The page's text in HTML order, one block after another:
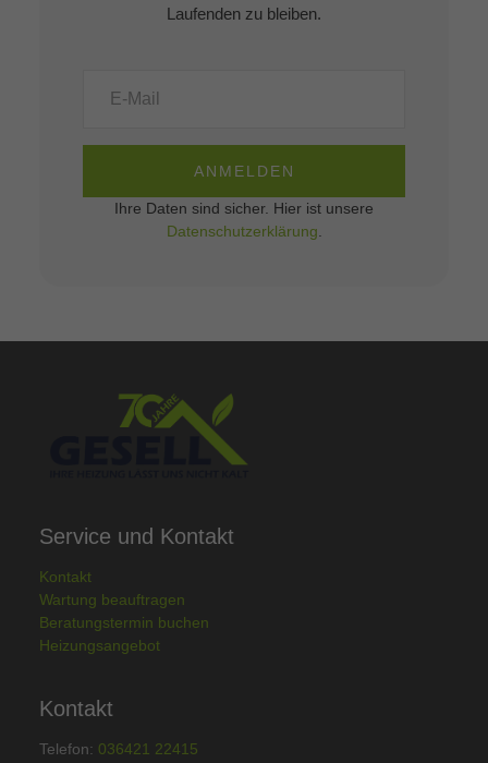
Laufenden zu bleiben.
ANMELDEN
Ihre Daten sind sicher. Hier ist unsere
Datenschutzerklärung
Service und Kontakt
Kontakt
Wartung beauftragen
Beratungstermin buchen
Heizungsangebot
Kontakt
Telefon: 036421 22415